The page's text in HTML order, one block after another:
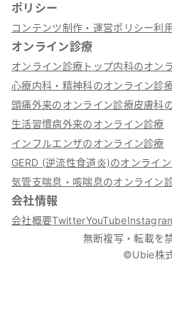
ポリシー
コンテンツ制作・運営ポリシー利
オンライン診療
オンライン診療トップ内科のオン
心療内科・精神科のオンライン診
頭痛外来のオンライン診療皮膚科
生活習慣病外来のオンライン診療
インフルエンザのオンライン診療
GERD (逆流性食道炎)のオンライ
気管支喘息・咳喘息のオンライン
会社情報
会社概要TwitterYouTube
無断複写・転載を
©Ubie株